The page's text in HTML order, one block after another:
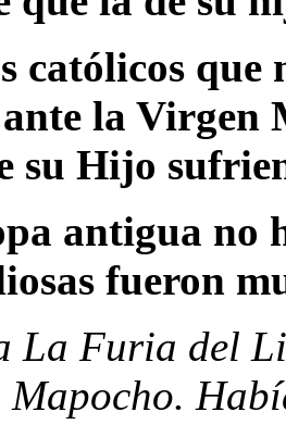
católicos que
la Virgen
su Hijo
antigua no
fueron
La Furia del